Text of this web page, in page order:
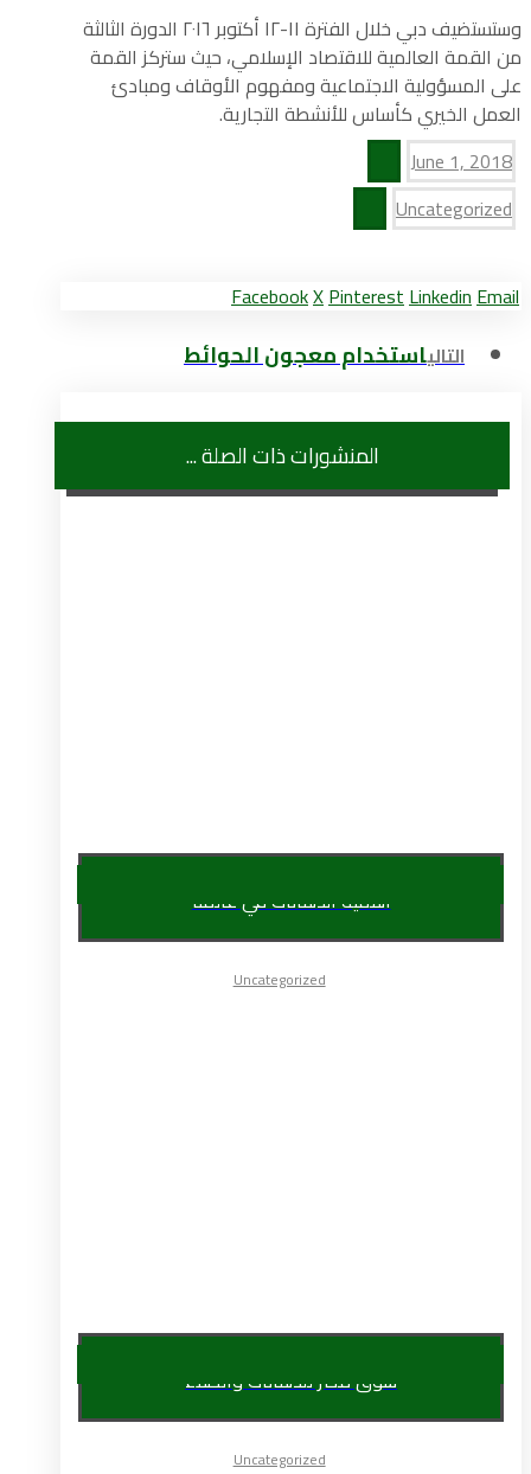
وستستضيف دبي خلال الفترة ١١-١٢ أكتوبر ٢٠١٦ الدورة الثالثة
من القمة العالمية للاقتصاد الإسلامي، حيث ستركز القمة
على المسؤولية الاجتماعية ومفهوم الأوقاف ومبادئ
العمل الخيري كأساس للأنشطة التجارية.
June 1, 2018
Uncategorized
FacebookXPinterestLinkedinEmail
التالياستخدام معجون الحوائط
المنشورات ذات الصلة ...
أهمية الدهانات في عالمنا
Uncategorized
سوق مصر للدهانات والطلاء
Uncategorized